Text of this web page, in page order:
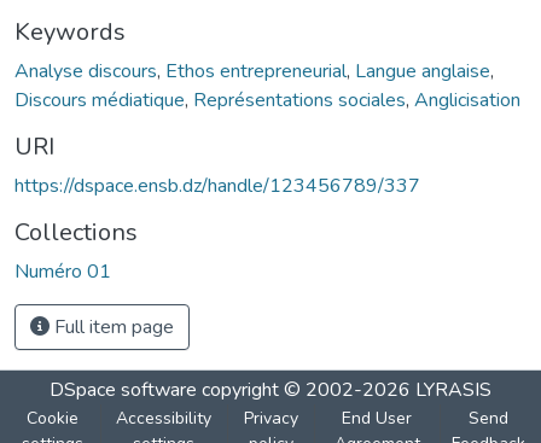
Keywords
Analyse discours, Ethos entrepreneurial, Langue anglaise,
Discours médiatique, Représentations sociales, Anglicisation
URI
https://dspace.ensb.dz/handle/123456789/337
Collections
Numéro 01
Full item page
DSpace software copyright © 2002-2026 LYRASIS
Cookie
Accessibility
Privacy
End User
Send